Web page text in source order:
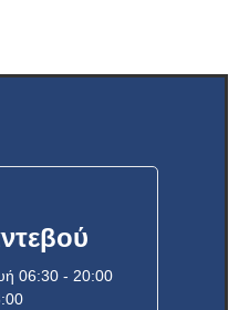
06:30 - 20:00